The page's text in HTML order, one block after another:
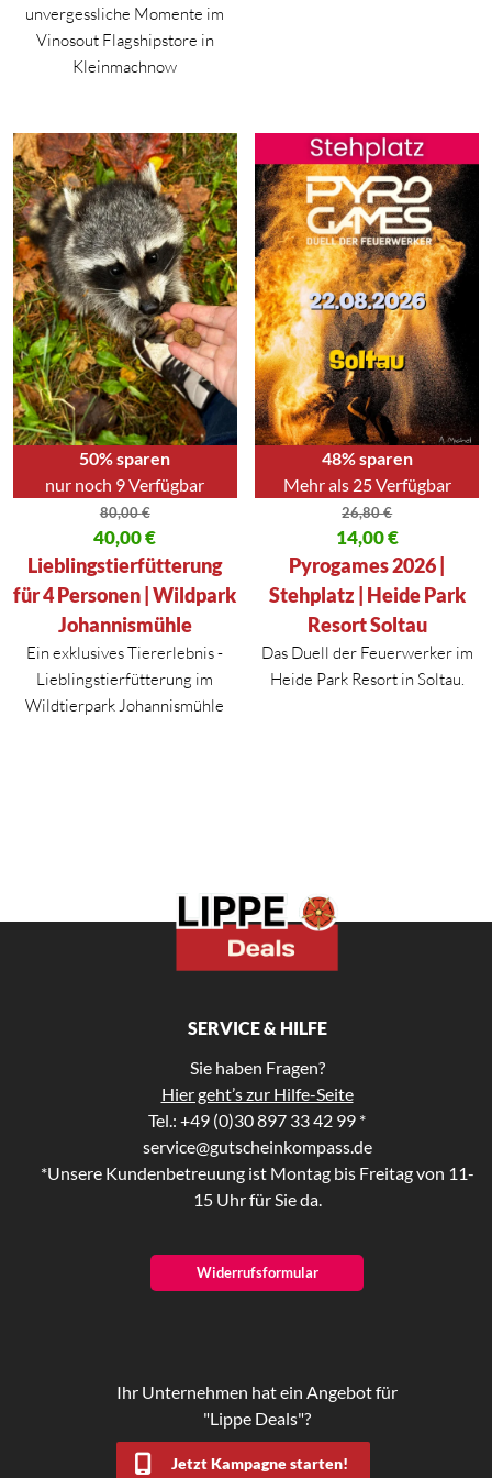
unvergessliche Momente im
Vinosout Flagshipstore in
Kleinmachnow
50% sparen
nur noch 9 Verfügbar
80,00€
Ursprünglicher Preis war: 80,00 €
40,00€
Aktueller Preis ist: 40,00 €.
Lieblingstierfütterung
für 4 Personen | Wildpark
Johannismühle
Ein exklusives Tiererlebnis -
Lieblingstierfütterung im
Wildtierpark Johannismühle
48% sparen
Mehr als 25 Verfügbar
26,80€
Ursprünglicher Preis war:
14,00€
Aktueller Preis ist: 14,00 €.
Pyrogames 2026 |
Stehplatz | Heide Park
Resort Soltau
Das Duell der Feuerwerker im
Heide Park Resort in Soltau.
SERVICE & HILFE
Sie haben Fragen?
Hier geht’s zur Hilfe-Seite
Tel.: +49 (0)30 897 33 42 99 *
service@gutscheinkompass.de
*Unsere Kundenbetreuung ist Montag bis Freitag von 11-
15 Uhr für Sie da.
Widerrufsformular
Ihr Unternehmen hat ein Angebot für
"Lippe Deals"?
Jetzt Kampagne starten!